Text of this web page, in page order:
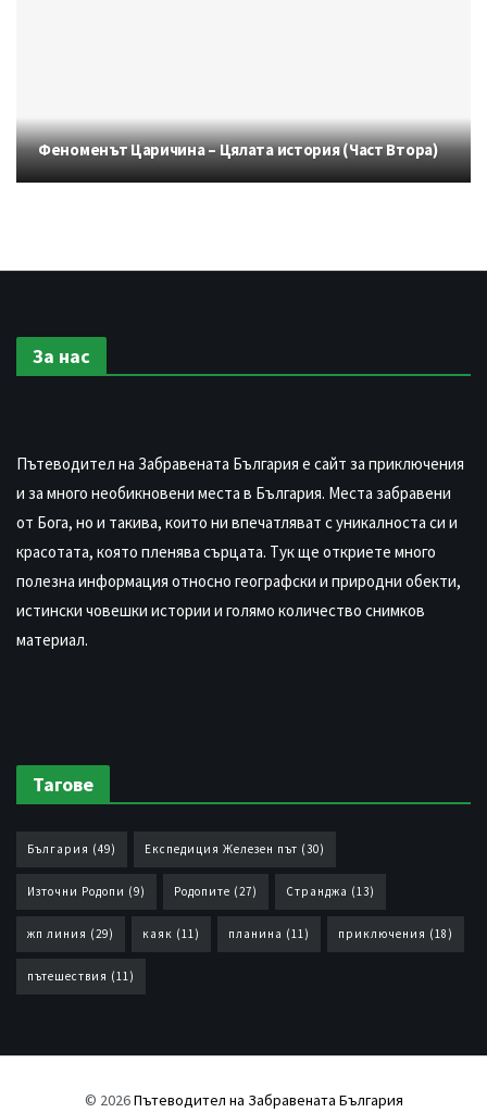
Феноменът Царичина – Цялата история (Част Втора)
За нас
Пътеводител на Забравената България е сайт за приключения
и за много необикновени места в България. Места забравени
от Бога, но и такива, които ни впечатляват с уникалноста си и
красотата, която пленява сърцата. Тук ще откриете много
полезна информация относно географски и природни обекти,
истински човешки истории и голямо количество снимков
материал.
Тагове
България (49) Експедиция Железен път (30)
Източни Родопи (9) Родопите (27) Странджа (13)
жп линия (29) каяк (11) планина (11) приключения (18)
пътешествия (11)
© 2026Пътеводител на Забравената България